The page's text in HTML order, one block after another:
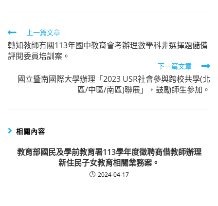
Read
more
articles
上一篇文章
轉知教師有關113年國中教育會考辦理數學科非選擇題儲備
評閱委員培訓案。
下一篇文章
國立暨南國際大學辦理「2023 USR社會參與跨校共學(北
區/中區/南區)聯展」，鼓勵師生參加。
相關內容
教育部國民及學前教育署113學年度徵聘商借教師辦理
新住民子女教育相關業務案。
2024-04-17